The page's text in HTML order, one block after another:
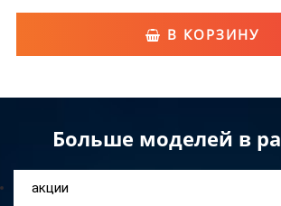
В КОРЗИНУ
Больше моделей в
акции